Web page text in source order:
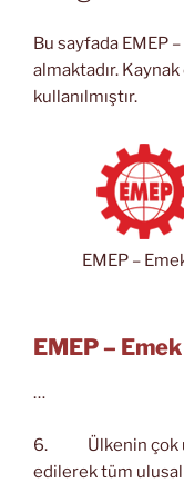
Bu sayfada EMEP
almaktadır.
kullanılmıştır.
EMEP –
EMEP –
…
6. Ülkenin çok
edilerek tüm ulusal